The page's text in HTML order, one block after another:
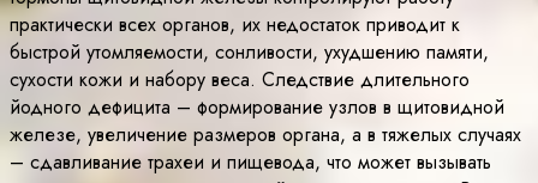
практически всех органов, их недостаток приводит к
быстрой утомляемости, сонливости, ухудшению памяти,
сухости кожи и набору веса. Следствие длительного
йодного дефицита – формирование узлов в щитовидной
железе, увеличение размеров органа, а в тяжелых случаях
– сдавливание трахеи и пищевода, что может вызывать